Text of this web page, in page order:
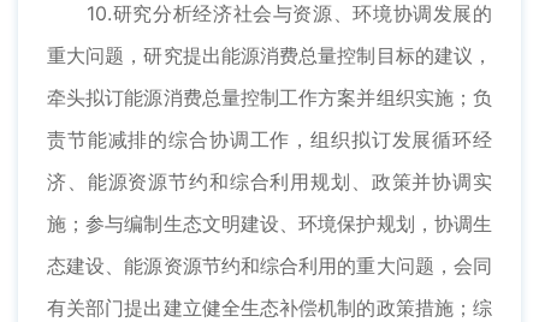
10.研究分析经济社会与资源、环境协调发展的
重大问题，研究提出能源消费总量控制目标的建议，
牵头拟订能源消费总量控制工作方案并组织实施；负
责节能减排的综合协调工作，组织拟订发展循环经
济、能源资源节约和综合利用规划、政策并协调实
施；参与编制生态文明建设、环境保护规划，协调生
态建设、能源资源节约和综合利用的重大问题，会同
有关部门提出建立健全生态补偿机制的政策措施；综